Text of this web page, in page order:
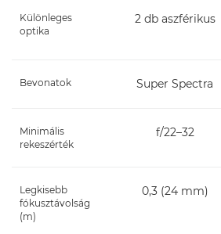
Különleges
optika
2 db aszférikus
Bevonatok Super Spectra
Minimális
rekeszérték
f/22–32
Legkisebb
fókusztávolság
(m)
0,3 (24 mm)